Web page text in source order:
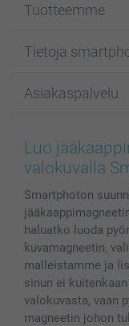
Tuotteemme
Kuvakortit
Kuvakirjat
Valokuvat,
Kännykkä & Tabletti
Kuvakalenterit &
Valokuvakehykset
Lahjakortti
Kaikki kuvatuotteet
Tietoja
Affiliate ohjelma
Evästekäytäntö
Sivukartta
Investor Relations
Asiakaspalvelu
100%
smartbonus
Tilausten tila
Luo
valokuvalla
Smartphoton
haluatko luoda
kuvamagneetin,
malleistamme ja
sinun ei
valokuvasta, vaan
magneetin johon